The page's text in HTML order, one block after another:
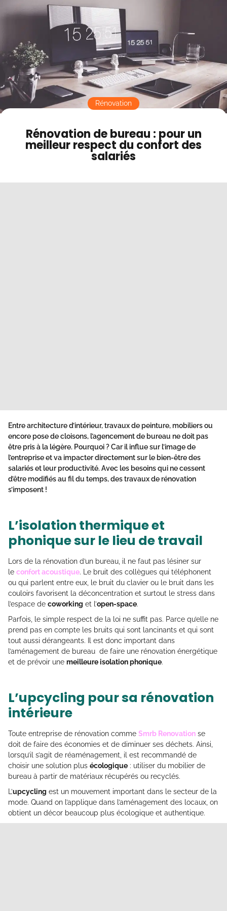
Contact
Mode sombre
Rénovation de bureau : pour un
meilleur respect du confort des
salariés
Rénovation
Entre architecture d’intérieur, travaux de peinture, mobiliers ou
encore pose de cloisons, l’agencement de bureau ne doit pas
être pris à la légère. Pourquoi ? Car il influe sur l’image de
l’entreprise et va impacter directement sur le bien-être des
salariés et leur productivité. Avec les besoins qui ne cessent
d’être modifiés au fil du temps, des travaux de rénovation
s’imposent !
L’isolation thermique et
phonique sur le lieu de travail
Lors de la rénovation d’un bureau, il ne faut pas lésiner sur
le confort acoustique. Le bruit des collègues qui téléphonent
ou qui parlent entre eux, le bruit du clavier ou le bruit dans les
couloirs favorisent la déconcentration et surtout le stress dans
l’espace de coworking et l’open-space.
Parfois, le simple respect de la loi ne suffit pas. Parce qu’elle ne
prend pas en compte les bruits qui sont lancinants et qui sont
tout aussi dérangeants. Il est donc important dans
l’aménagement de bureau de faire une rénovation énergétique
et de prévoir une meilleure isolation phonique.
L’upcycling pour sa rénovation
intérieure
Toute entreprise de rénovation comme Smrb Renovation se
doit de faire des économies et de diminuer ses déchets. Ainsi,
lorsqu’il s’agit de réaménagement, il est recommandé de
choisir une solution plus écologique : utiliser du mobilier de
bureau à partir de matériaux récupérés ou recyclés.
L’upcycling est un mouvement important dans le secteur de la
mode. Quand on l’applique dans l’aménagement des locaux, on
obtient un décor beaucoup plus écologique et authentique.